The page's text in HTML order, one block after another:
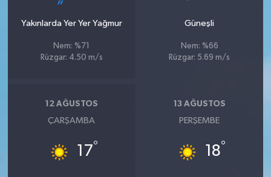
Yakınlarda Yer Yer Yağmur
Nem: %71
Rüzgar: 4.50 m/s
Güneşli
Nem: %66
Rüzgar: 5.69 m/s
12 AĞUSTOS
ÇARŞAMBA
17°
13 AĞUSTOS
PERŞEMBE
18°